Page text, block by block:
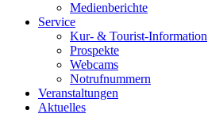
Medi­en­be­rich­te
Ser­vice
Kur- & Tourist-Information
Pro­spek­te
Web­cams
Not­ruf­num­mern
Ver­an­stal­tun­gen
Aktu­el­les